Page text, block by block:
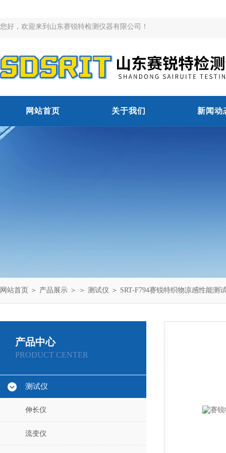
您好，欢迎来到山东赛锐特检测仪器有限公司！
网站首页 关于我们 新闻动
网站首页 ＞ 产品展示 ＞ ＞ 测试仪 ＞ SRT-F794赛锐特织物凉感性能测
产品中心
PRODUCT CENTER
测试仪
伸长仪
流变仪